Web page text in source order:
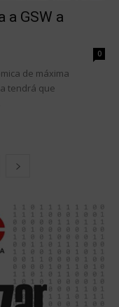
a GSW a
0
de máxima
tendrá que